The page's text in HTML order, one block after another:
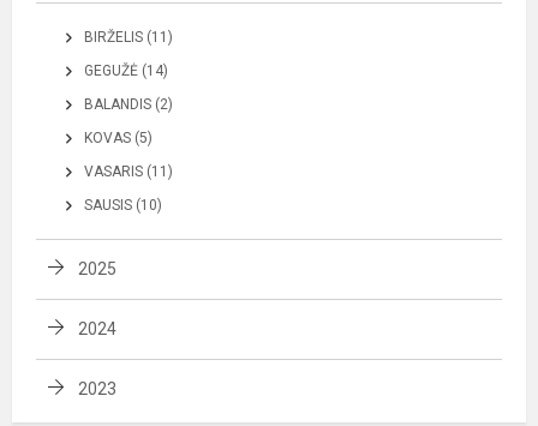
BIRŽELIS (11)
GEGUŽĖ (14)
BALANDIS (2)
KOVAS (5)
VASARIS (11)
SAUSIS (10)
2025
2024
2023